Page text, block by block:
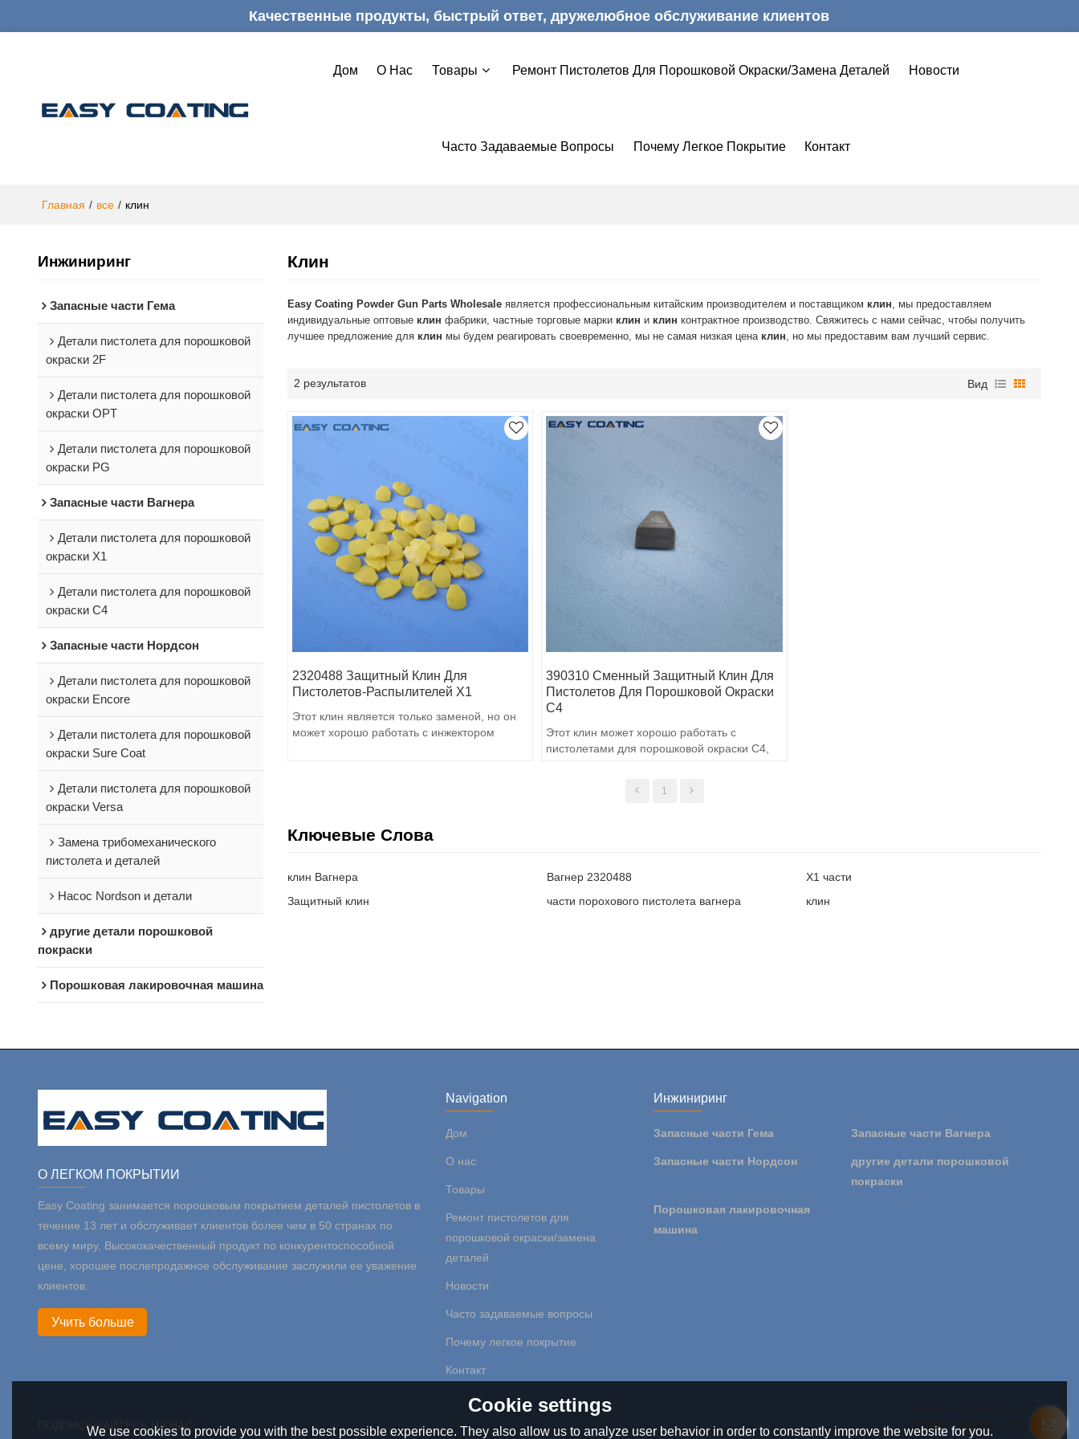
Качественные продукты, быстрый ответ, дружелюбное обслуживание клиентов
Дом О Нас Товары Ремонт Пистолетов Для Порошковой Окраски/замена Деталей Новости
Часто Задаваемые Вопросы Почему Легкое Покрытие Контакт
Главная / все / клин
Инжиниринг
Запасные части Гема
Детали пистолета для порошковой
окраски 2F
Детали пистолета для порошковой
окраски OPT
Детали пистолета для порошковой
окраски PG
Запасные части Вагнера
Детали пистолета для порошковой
окраски X1
Детали пистолета для порошковой
окраски C4
Запасные части Нордсон
Детали пистолета для порошковой
окраски Encore
Детали пистолета для порошковой
окраски Sure Coat
Детали пистолета для порошковой
окраски Versa
Замена трибомеханического
пистолета и деталей
Насос Nordson и детали
другие детали порошковой
покраски
Порошковая лакировочная машина
Клин
Easy Coating Powder Gun Parts Wholesale является профессиональным китайским производителем и поставщиком клин , мы предоставляем
индивидуальные оптовые клин фабрики, частные торговые марки клин и клин контрактное производство. Свяжитесь с нами сейчас, чтобы получить
лучшее предложение для клин мы будем реагировать своевременно, мы не самая низкая цена клин , но мы предоставим вам лучший сервис.
2 результатов Вид
2320488 Защитный Клин Для
Пистолетов-Распылителей X1
Этот клин является только заменой, но он
может хорошо работать с инжектором
390310 Сменный Защитный Клин Для
Пистолетов Для Порошковой Окраски
C4
Этот клин может хорошо работать с
пистолетами для порошковой окраски C4,
1
Ключевые Слова
клин Вагнера Вагнер 2320488
X1 части
Защитный клин
части порохового пистолета вагнера клин
О ЛЕГКОМ ПОКРЫТИИ
Easy Coating занимается порошковым покрытием деталей пистолетов в
течение 13 лет и обслуживает клиентов более чем в 50 странах по
всему миру. Высококачественный продукт по конкурентоспособной
цене, хорошее послепродажное обслуживание заслужили ее уважение
клиентов.
Учить больше
Navigation
Дом
О нас
Товары
Ремонт пистолетов для
порошковой окраски/замена
деталей
Новости
Часто задаваемые вопросы
Почему легкое покрытие
Контакт
Инжиниринг
Запасные части Гема Запасные части Вагнера
Запасные части Нордсон
другие детали порошковой
покраски
Порошковая лакировочная
машина
ПОДПИСЫВАЙТЕСЬ НА НАС: ЯЗЫК:
Cookie settings
We use cookies to provide you with the best possible experience. They also allow us to analyze user behavior in order to constantly improve the website for you.